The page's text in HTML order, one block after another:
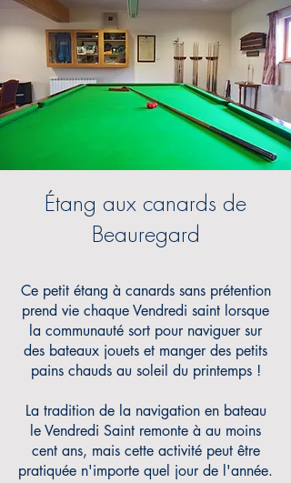
Étang aux canards de
Beauregard
Ce petit étang à canards sans prétention
prend vie chaque Vendredi saint lorsque
la communauté sort pour naviguer sur
des bateaux jouets et manger des petits
pains chauds au soleil du printemps !
La tradition de la navigation en bateau
le Vendredi Saint remonte à au moins
cent ans, mais cette activité peut être
pratiquée n'importe quel jour de l'année.